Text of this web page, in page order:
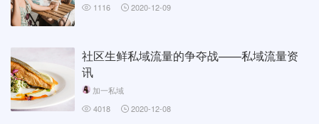
1116
2020-12-09
社区生鲜私域流量的争夺战——私域流量资
讯
加一私域
4018
2020-12-08